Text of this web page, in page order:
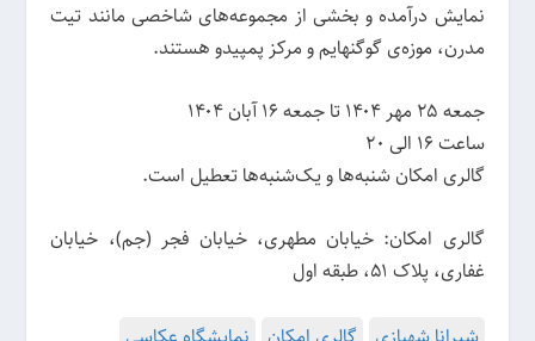
نمایش درآمده‌ و بخشی از مجموعه‌های شاخصی مانند تیت
مدرن، موزه‌ی گوگنهایم و مرکز پمپیدو هستند.
جمعه ۲۵ مهر ۱۴۰۴ تا جمعه ۱۶ آبان ۱۴۰۴
ساعت 16 الی 20
گالری امکان شنبه‌ها و یک‌شنبه‌ها تعطیل است.
گالری امکان: خیابان مطهری، خیابان فجر (جم)، خیابان
غفاری، پلاک ۵۱، طبقه اول